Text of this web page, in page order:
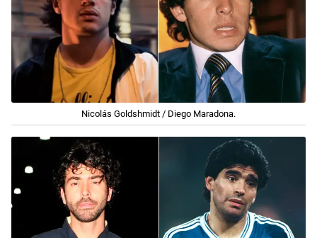
Nicolás Goldshmidt / Diego Maradona.